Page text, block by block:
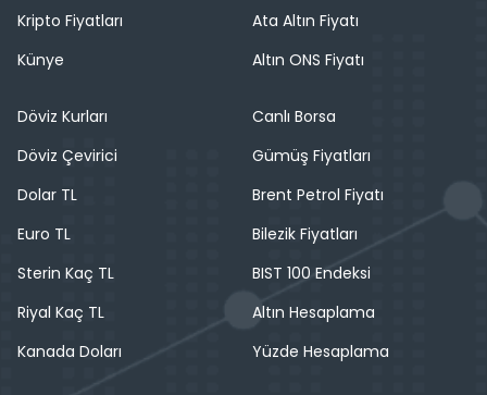
Kripto Fiyatları
Künye
Ata Altın Fiyatı
Altın ONS Fiyatı
Döviz Kurları
Döviz Çevirici
Dolar TL
Euro TL
Sterin Kaç TL
Riyal Kaç TL
Kanada Doları
Canlı Borsa
Gümüş Fiyatları
Brent Petrol Fiyatı
Bilezik Fiyatları
BIST 100 Endeksi
Altın Hesaplama
Yüzde Hesaplama